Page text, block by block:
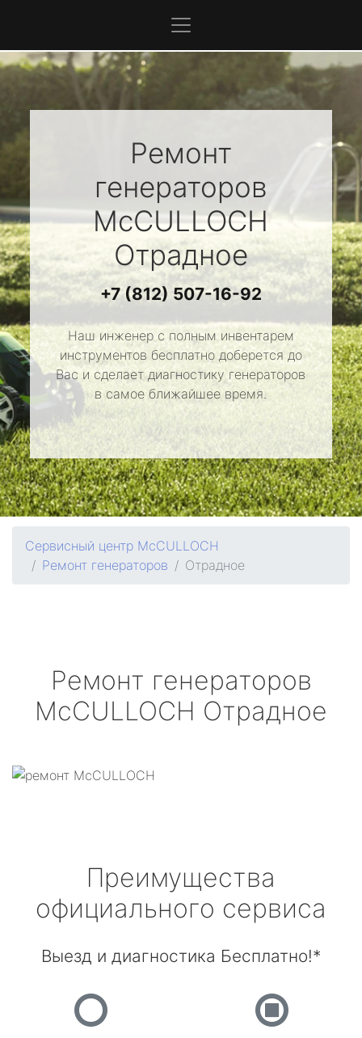
Ремонт
генераторов
McCULLOCH
Отрадное
+7 (812) 507-16-92
Наш инженер с полным инвентарем
инструментов бесплатно доберется до
Вас и сделает диагностику генераторов
в самое ближайшее время.
Сервисный центр McCULLOCH
Ремонт генераторов
Отрадное
Ремонт генераторов
McCULLOCH Отрадное
Преимущества
официального сервиса
Выезд и диагностика Бесплатно!*